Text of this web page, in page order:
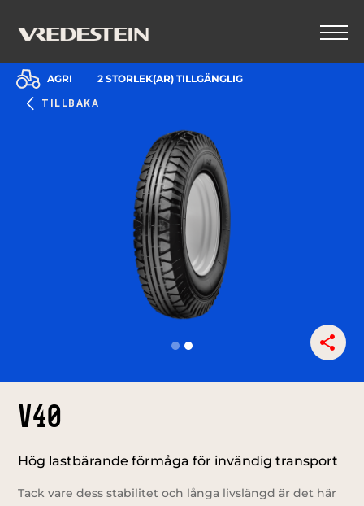
TILLBAKA
AGRI 2 STORLEK(AR) TILLGÄNGLIG
V40
Hög lastbärande förmåga för invändig transport
Tack vare dess stabilitet och långa livslängd är det här